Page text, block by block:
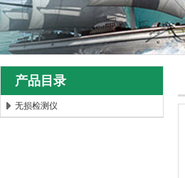
产品目录
无损检测仪